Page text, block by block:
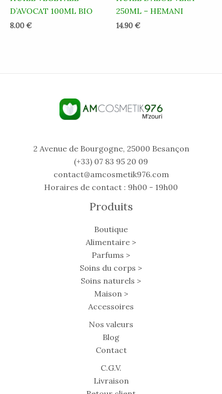
D’AVOCAT 100ML BIO
8.00 €
250ML – HEMANI
14.90 €
2 Avenue de Bourgogne, 25000 Besançon
(+33) 07 83 95 20 09
contact@amcosmetik976.com
Horaires de contact : 9h00 - 19h00
Produits
Boutique
Alimentaire >
Parfums >
Soins du corps >
Soins naturels >
Maison >
Accessoires
Nos valeurs
Blog
Contact
C.G.V.
Livraison